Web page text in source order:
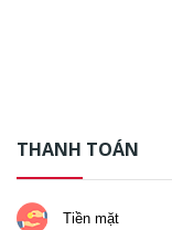
THANH TOÁN
Tiền mặt